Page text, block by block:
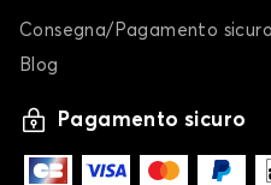
Consegna/Pagamento
Blog
Pagamento sicuro